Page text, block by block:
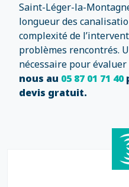
Saint-Léger-la-
longueur des
complexité de
problèmes rencontrés.
nécessaire pour évaluer
nous au 05 87 01 71 40
devis gratuit.